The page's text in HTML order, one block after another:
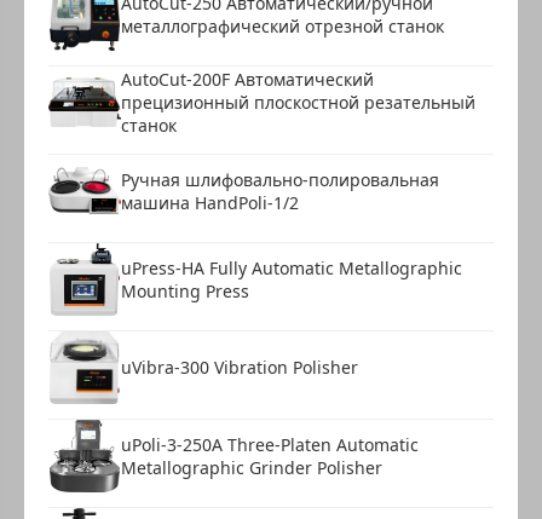
металлографический отрезной станок
AutoCut-200F Автоматический
прецизионный плоскостной резательный
станок
Ручная шлифовально-полировальная
машина HandPoli-1/2
uPress-HA Fully Automatic Metallographic
Mounting Press
uVibra-300 Vibration Polisher
uPoli-3-250A Three-Platen Automatic
Metallographic Grinder Polisher